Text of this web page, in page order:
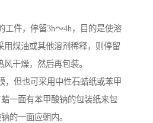
工件，停留3h～4h，目的是使溶
用煤油或其他溶剂稀释，则停留
干燥，然后再包装。
，但也可采用中性石蜡纸或苯甲
一面有苯甲酸钠的包装纸来包
的一面应朝内。